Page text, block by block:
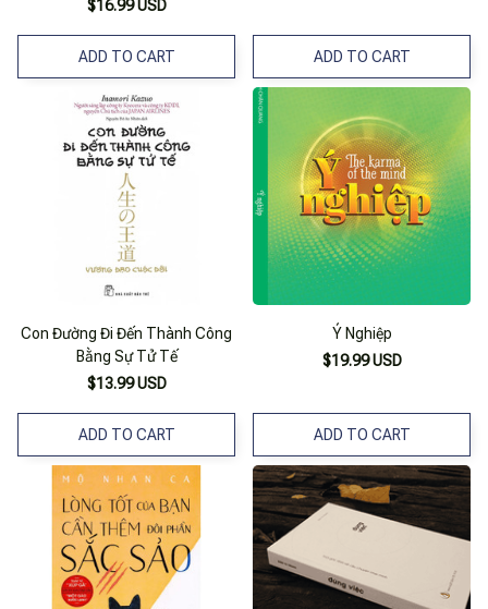
$16.99 USD
ADD TO CART ADD TO CART
Con Đường Đi Đến Thành Công
Bằng Sự Tử Tế
$13.99 USD
ADD TO CART
Ý Nghiệp
$19.99 USD
ADD TO CART